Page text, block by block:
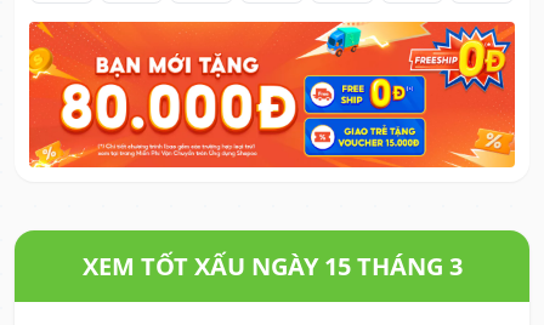
XEM TỐT XẤU NGÀY 15 THÁNG 3